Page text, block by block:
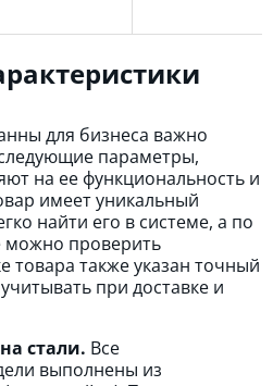
для бизнеса важно
параметры,
на ее функциональность и
имеет уникальный
найти его в системе, а по
можно проверить
товара также указан точный
при доставке и
стали. Все
выполнены из